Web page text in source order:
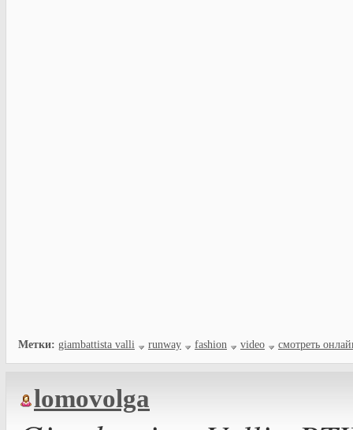
Метки: giambattista valli runway fashion video смотреть
lomovolga